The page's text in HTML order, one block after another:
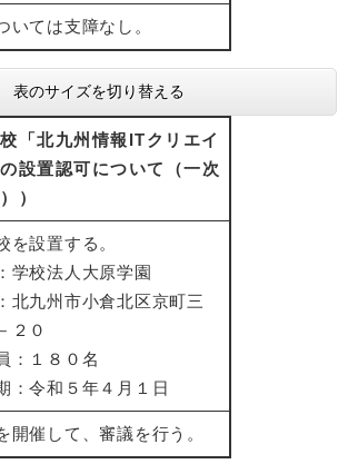
いては支障なし。
表のサイズを切り替える
「北九州情報ITクリエイ
設置認可について（一次
）
を設置する。
学校法人大原学園
北九州市小倉北区京町三
２０
：１８０名
：令和５年４月１日
開催して、審議を行う。